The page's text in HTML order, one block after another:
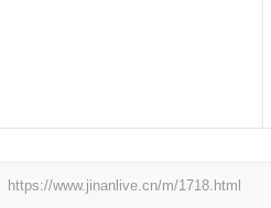
https://www.jinanlive.cn/m/1718.html